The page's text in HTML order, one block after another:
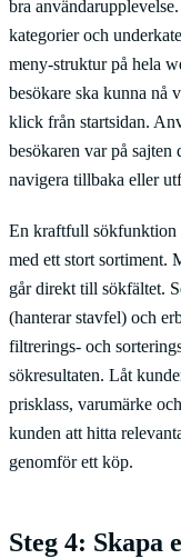
bra
kategorier och
meny-struktur på hela
besökare ska kunna nå
klick från startsidan.
besökaren var på
navigera tillbaka eller
En kraftfull sökfunktion
med ett stort sortiment.
går direkt till sökfältet.
(hanterar stavfel) och
filtrerings- och
sökresultaten. Låt
prisklass, varumärke
kunden att hitta
genomför ett köp.
Steg 4: Skapa